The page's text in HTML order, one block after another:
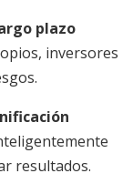
plazo
inversores
resultados.